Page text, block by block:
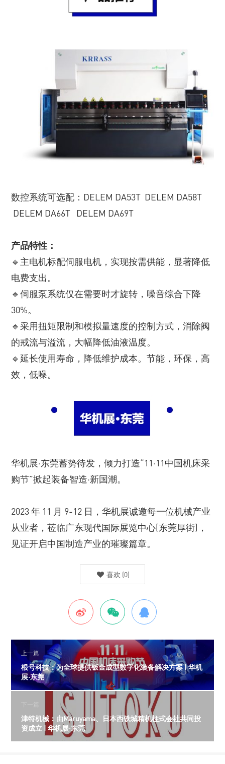
数控系统可选配：DELEM DA53T DELEM DA58T
DELEM DA66T DELEM DA69T
产品特性：
🔹主电机标配伺服电机，实现按需供能，显著降低
电费支出。
🔹伺服泵系统仅在需要时才旋转，噪音综合下降
30%。
🔹采用扭矩限制和模拟量速度的控制方式，消除阀
的戒流与溢流，大幅降低油液温度。
🔹延长使用寿命，降低维护成本。节能，环保，高
效，低噪。
华机展·东莞蓄势待发，倾力打造“11·11中国机床采
购节”掀起装备智造·新国潮。
2023 年 11 月 9-12 日，华机展诚邀每一位机械产业
从业者，莅临广东现代国际展览中心[东莞厚街]，
见证开启中国制造产业的璀璨篇章。
喜欢 (0)
上一篇
根号科技：为全球提供钣金成型数字化装备解决方案 | 华机
展·东莞
下一篇
津特机械：由Maruyama、日本西铁城精机柱式会社共同投
资成立 | 华机展·东莞